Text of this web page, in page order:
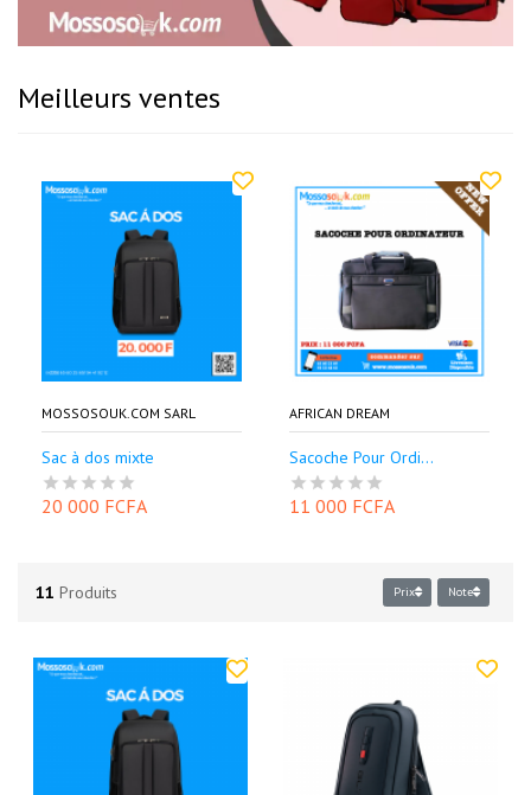
Meilleurs ventes
MOSSOSOUK.COM SARL
Sac à dos mixte
20 000 FCFA
AFRICAN DREAM
Sacoche Pour Ordi...
11 000 FCFA
11 Produits Prix Note